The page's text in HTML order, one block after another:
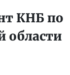
КНБ по
области